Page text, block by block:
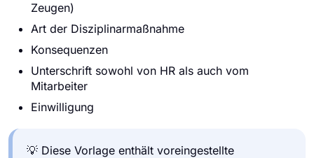
Zeugen)
Art der Disziplinarmaßnahme
Konsequenzen
Unterschrift sowohl von HR als auch vom
Mitarbeiter
Einwilligung
💡 Diese Vorlage enthält voreingestellte